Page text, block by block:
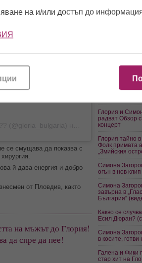
се смущава да показва с
й дава енергия и добро
от Пловдив, както
на мъжът до Глория!
да спре да пее!
„Гнездо на
новия сезон
мъжът до
нови хита в
Глория и
радват Обзор
концерт
Глория тайно
Фолк примата
„Змийския
Симона
огън в нов
Симона
завърна в
България“
Какво се
Есил Дюран?
Симона
в косите,
Галена и Фики
стар хит на
на и/или достъп до